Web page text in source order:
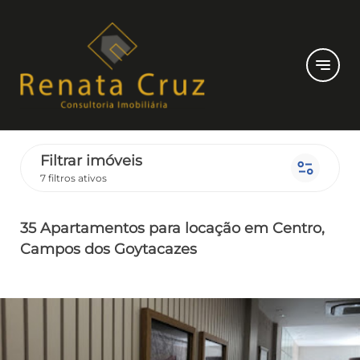
notes
Filtrar imóveis
7 filtros ativos page_info
35 Apartamentos para locaçãoem Centro,
Campos dos Goytacazes